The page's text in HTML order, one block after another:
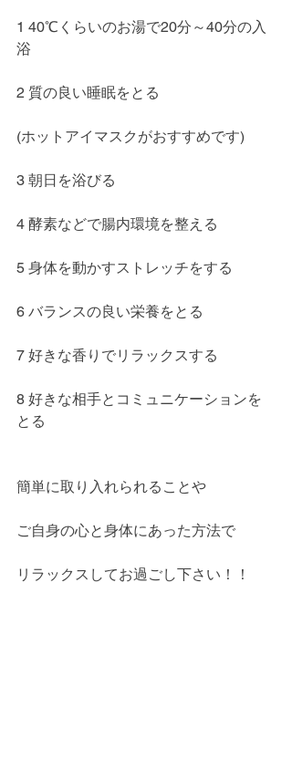
1 40℃くらいのお湯で20分～40分の入
浴
2 質の良い睡眠をとる
(ホットアイマスクがおすすめです)
3 朝日を浴びる
4 酵素などで腸内環境を整える
5 身体を動かすストレッチをする
6 バランスの良い栄養をとる
7 好きな香りでリラックスする
8 好きな相手とコミュニケーションを
とる
簡単に取り入れられることや
ご自身の心と身体にあった方法で
リラックスしてお過ごし下さい！！